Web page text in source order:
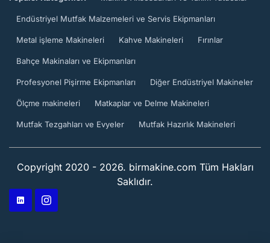
Endüstriyel Mutfak Malzemeleri ve Servis Ekipmanları
Metal işleme Makineleri Kahve Makineleri Fırınlar
Bahçe Makinaları ve Ekipmanları
Profesyonel Pişirme Ekipmanları Diğer Endüstriyel Makineler
Ölçme makineleri Matkaplar ve Delme Makineleri
Mutfak Tezgahları ve Evyeler Mutfak Hazırlık Makineleri
Copyright 2020 - 2026. birmakine.com Tüm Hakları
Saklıdır.